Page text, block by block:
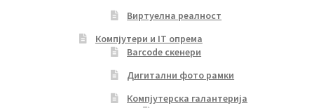
Виртуелна реалност
Компјутери и IT опрема
Barcode скенери
Дигитални фото рамки
Компјутерска галантерија